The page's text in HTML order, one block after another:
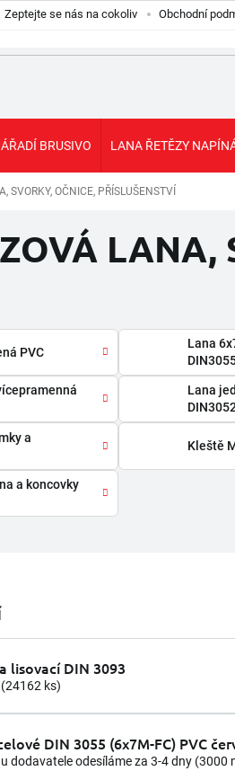
Zeptejte se nás na cokoliv Obchodní
BRUSIVO LANA ŘETĚZY
SVORKY, OČNICE, PŘÍSLUŠENSTVÍ
LANA,
PVC
Lana
Lana
a
Kleště
a koncovky
lisovací DIN 3093
(24162 ks)
DIN 3055 (6x7M-FC) PVC
dodavatele odesíláme za 3-4 dny (3000